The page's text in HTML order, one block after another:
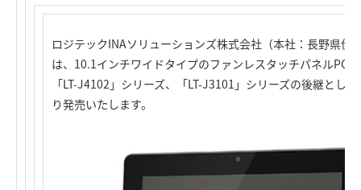
ロジテックINAソリューションズ株式会社（本社：長野県伊
は、10.1インチワイドタイプのファンレスタッチパネルPC
「LT-J4102」シリーズ、「LT-J3101」シリーズの後継とし
り発売いたします。